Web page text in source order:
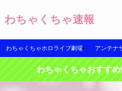
わちゃくちゃ速報
わちゃくちゃホロライブ劇場 アンテナ
わちゃくちゃおすすめ